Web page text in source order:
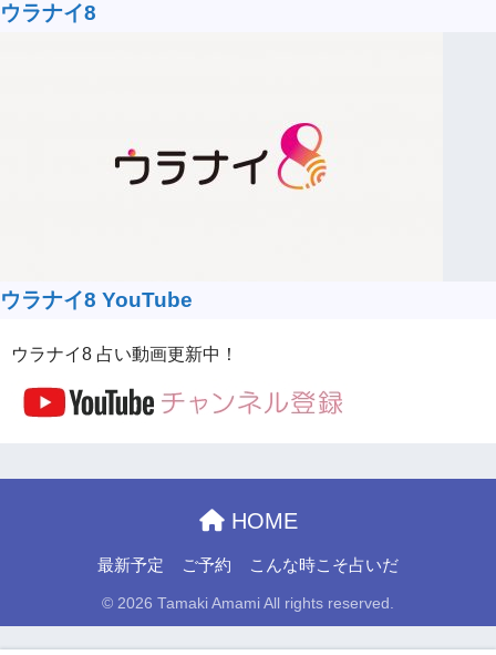
ウラナイ8
ウラナイ8 YouTube
ウラナイ8 占い動画更新中！
HOME
最新予定 ご予約 こんな時こそ占いだ
© 2026 Tamaki Amami All rights reserved.